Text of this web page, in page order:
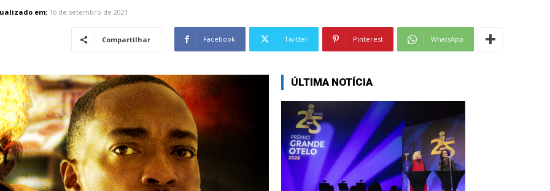
em: 16 de setembro de 2021
Compartilhar Facebook Twitter Pinterest WhatsApp
ÚLTIMA NOTÍCIA